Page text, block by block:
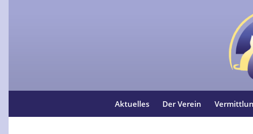
Aktuelles Der Verein